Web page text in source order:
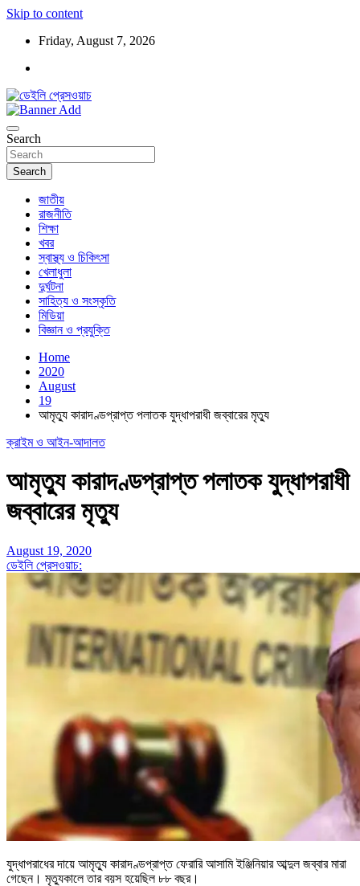
Skip to content
Friday, August 7, 2026
ডেইলি প্রেসওয়াচ
Search
Search
জাতীয়
রাজনীতি
শিক্ষা
খবর
স্বাস্থ্য ও চিকিৎসা
খেলাধুলা
দুর্ঘটনা
সাহিত্য ও সংস্কৃতি
মিডিয়া
বিজ্ঞান ও প্রযুক্তি
Home
2020
August
19
আমৃত্যু কারাদণ্ডপ্রাপ্ত পলাতক যুদ্ধাপরাধী জব্বারের মৃত্যু
ক্রাইম ও আইন-আদালত
আমৃত্যু কারাদণ্ডপ্রাপ্ত পলাতক যুদ্ধাপরাধী
জব্বারের মৃত্যু
August 19, 2020
ডেইলি প্রেসওয়াচ:
যুদ্ধাপরাধের দায়ে আমৃত্যু কারাদণ্ডপ্রাপ্ত ফেরারি আসামি ইঞ্জিনিয়ার আব্দুল জব্বার মারা
গেছেন। মৃত্যুকালে তার বয়স হয়েছিল ৮৮ বছর।